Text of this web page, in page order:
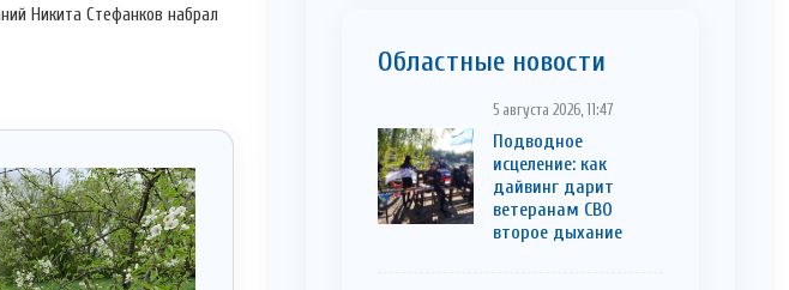
Никита Стефанков набрал
Областные новости
5 августа 2026, 11:47
Подводное
исцеление: как
дайвинг дарит
ветеранам СВО
второе дыхание